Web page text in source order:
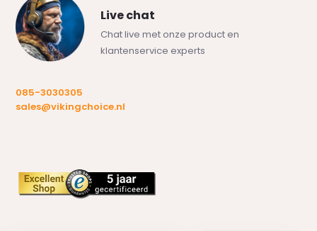
Live chat
Chat live met onze product en
klantenservice experts
085-3030305
sales@vikingchoice.nl